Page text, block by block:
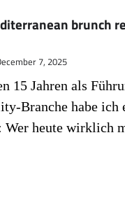
brunch
7, 2025
15 Jahren als
Branche habe ich
Wer heute wirklich